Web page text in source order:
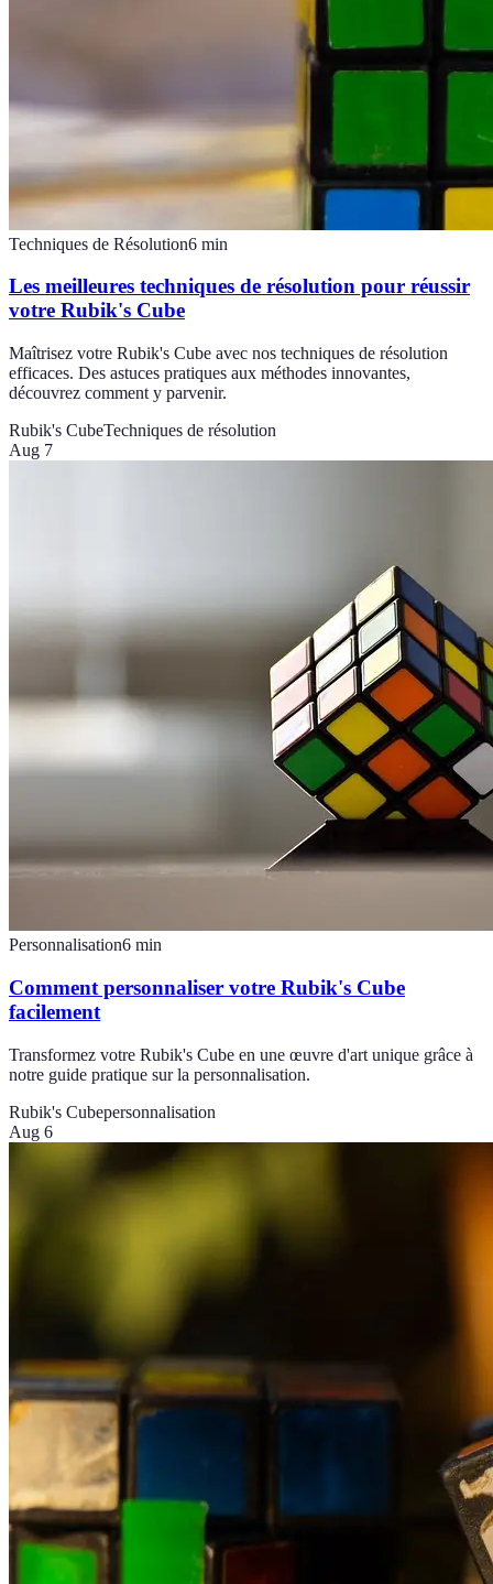
Techniques de Résolution6 min
Les meilleures techniques de résolution pour réussir
votre Rubik's Cube
Maîtrisez votre Rubik's Cube avec nos techniques de résolution
efficaces. Des astuces pratiques aux méthodes innovantes,
découvrez comment y parvenir.
Rubik's CubeTechniques de résolution
Aug 7
Personnalisation6 min
Comment personnaliser votre Rubik's Cube
facilement
Transformez votre Rubik's Cube en une œuvre d'art unique grâce à
notre guide pratique sur la personnalisation.
Rubik's Cubepersonnalisation
Aug 6